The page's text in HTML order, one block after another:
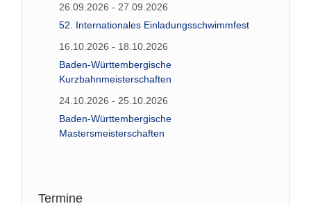
26.09.2026 - 27.09.2026
52. Internationales Einladungsschwimmfest
16.10.2026 - 18.10.2026
Baden-Württembergische
Kurzbahnmeisterschaften
24.10.2026 - 25.10.2026
Baden-Württembergische
Mastersmeisterschaften
Termine